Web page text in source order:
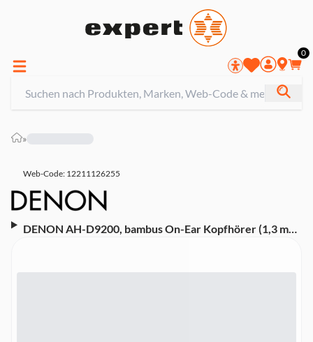
0
»
Web-Code: 12211126255
DENON AH-D9200, bambus On-Ear Kopfhörer (1,3 m